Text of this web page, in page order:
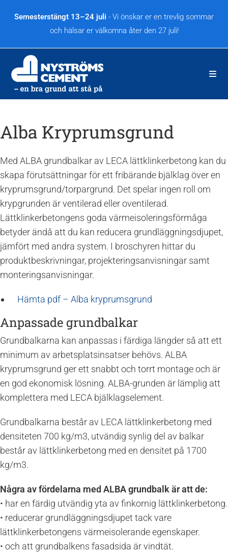
Semesterstängt 13–24 juli - Vi önskar er en trevlig sommar
och hälsar er välkomna åter den 27 juli!
Alba Kryprumsgrund
Med ALBA grundbalkar av LECA lättklinkerbetong kan du
skapa förutsättningar för ett fribärande bjälklag över en
kryprumsgrund/torpargrund. Det spelar ingen roll om
krypgrunden är ventilerad eller oventilerad.
Lättklinkerbetongens goda värmeisoleringsförmåga
betyder ändå att du kan reducera grundläggningsdjupet,
jämfört med andra system. I broschyren hittar du
produktbeskrivningar, projekteringsanvisningar samt
monteringsanvisningar.
Hämta pdf – Alba kryprumsgrund
Anpassade grundbalkar
Grundbalkarna kan anpassas i färdiga längder så att ett
minimum av arbetsplatsinsatser behövs. ALBA
kryprumsgrund ger ett snabbt och torrt montage och är
en god ekonomisk lösning. ALBA-grunden är lämplig att
komplettera med LECA bjälklagselement.
Grundbalkarna består av LECA lättklinkerbetong med
densiteten 700 kg/m3, utvändig synlig del av balkar
består av lättklinkerbetong med en densitet på 1700
kg/m3.
Några av fördelarna med ALBA grundbalk är att de:
• har en färdig utvändig yta av finkornig lättklinkerbetong.
• reducerar grundläggningsdjupet tack vare
lättklinkerbetongens värmeisolerande egenskaper.
• och att grundbalkens fasadsida är vindtät.